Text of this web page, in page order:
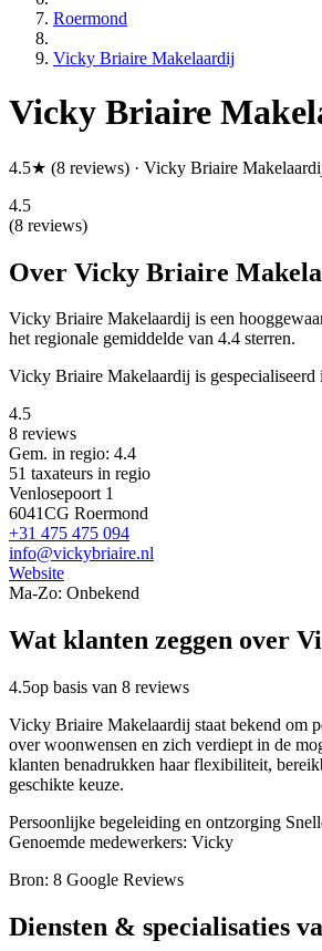
Roermond
Vicky Briaire Makelaardij
Vicky Briaire
4.5★ (8 reviews) · Vicky Briaire
4.5
(8 reviews)
Over Vicky Briaire
Vicky Briaire Makelaardij is een
het regionale gemiddelde van 4.4 sterren.
Vicky Briaire Makelaardij is gespecialiseerd
4.5
8 reviews
Gem. in regio: 4.4
51 taxateurs in regio
Venlosepoort 1
6041CG Roermond
+31 475 475 094
info@vickybriaire.nl
Website
Ma-Zo: Onbekend
Wat klanten zeggen over
4.5op basis van 8 reviews
Vicky Briaire Makelaardij staat bekend om
over woonwensen en zich verdiept in de
klanten benadrukken haar flexibiliteit,
geschikte keuze.
Persoonlijke begeleiding en ontzorging
Genoemde medewerkers: Vicky
Bron: 8 Google Reviews
Diensten & specialisaties